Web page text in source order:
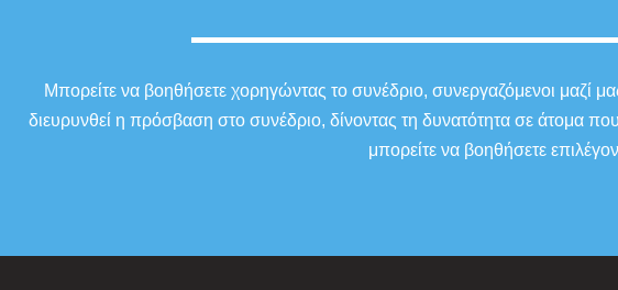
Μπορείτε να βοηθήσετε χορηγώντας το συνέδριο, συνεργαζόμενοι μαζί
διευρυνθεί η πρόσβαση στο συνέδριο, δίνοντας τη δυνατότητα σε άτομα
μπορείτε να βοηθήσετε